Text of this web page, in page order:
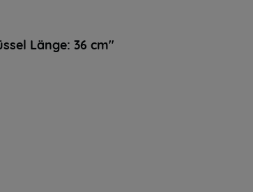
Länge: 36 cm"